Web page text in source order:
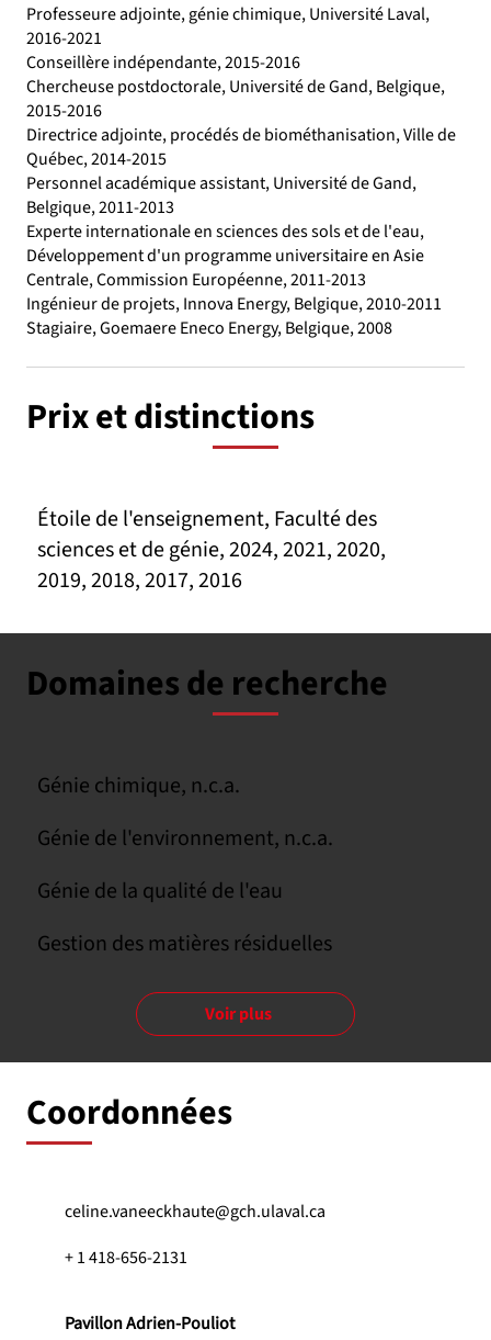
Professeure adjointe, génie chimique, Université Laval,
2016-2021
Conseillère indépendante, 2015-2016
Chercheuse postdoctorale, Université de Gand, Belgique,
2015-2016
Directrice adjointe, procédés de biométhanisation, Ville de
Québec, 2014-2015
Personnel académique assistant, Université de Gand,
Belgique, 2011-2013
Experte internationale en sciences des sols et de l'eau,
Développement d'un programme universitaire en Asie
Centrale, Commission Européenne, 2011-2013
Ingénieur de projets, Innova Energy, Belgique, 2010-2011
Stagiaire, Goemaere Eneco Energy, Belgique, 2008
Prix et distinctions
Étoile de l'enseignement, Faculté des
sciences et de génie, 2024, 2021, 2020,
2019, 2018, 2017, 2016
Domaines de recherche
Génie chimique, n.c.a.
Génie de l'environnement, n.c.a.
Génie de la qualité de l'eau
Gestion des matières résiduelles
Voir plus
Coordonnées
celine.vaneeckhaute@gch.ulaval.ca
+ 1 418-656-2131
Pavillon Adrien-Pouliot